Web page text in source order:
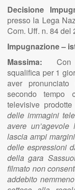
Decisione
presso la Lega
Com. Uff. n. 84 del
Impugnazione –
Massima:
Con
squalifica per 1
aver
secondo tempo
televisive
delle immagini
avere
lascia ampi
delle espressioni
della gara
filmato non
addebito